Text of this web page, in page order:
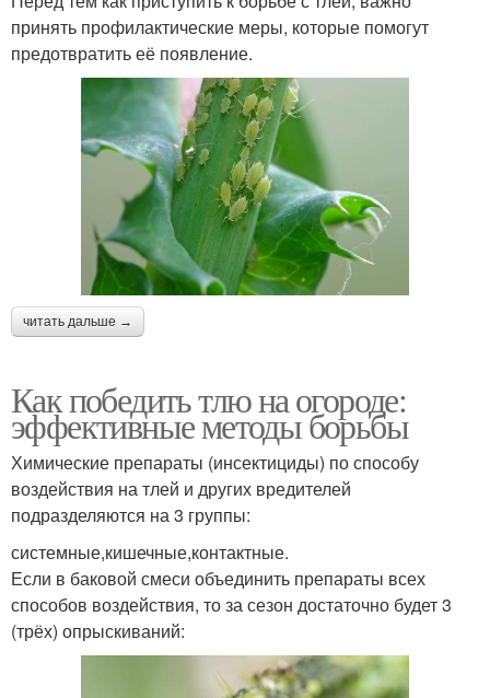
принять профилактические меры, которые помогут
предотвратить её появление.
читать дальше →
Как победить тлю на огороде:
эффективные методы борьбы
Химические препараты (инсектициды) по способу
воздействия на тлей и других вредителей
подразделяются на 3 группы:
системные,кишечные,контактные.
Если в баковой смеси объединить препараты всех
способов воздействия, то за сезон достаточно будет 3
(трёх) опрыскиваний: